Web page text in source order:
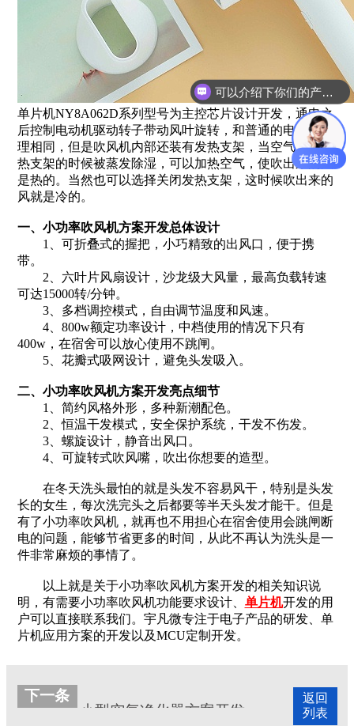
单片机NY8A062D系列型号为主控芯片设计开发，通电之
后控制电动机驱动转子带动风叶旋转，和普通的电风扇原
理相同，但是吹风机内部还装有发热支架，当空气经过发
热支架的时候被蒸发除湿，可以加热空气，使吹出来的风
是热的。当然也可以选择关闭发热支架，这时候吹出来的
风就是冷的。
一、小功率吹风机方案开发总体设计
1、可折叠式的握把，小巧精致的出风口，便于携
带。
2、六叶片风扇设计，沙龙级大风量，最高负载转速
可达15000转/分钟。
3、多档调控模式，自由调节温度和风速。
4、800w额定功率设计，中档使用的情况下只有
400w，在宿舍可以放心使用不跳闸。
5、花瓣式吸网设计，避免头发吸入。
二、小功率吹风机方案开发亮点细节
1、简约风格外形，多种新潮配色。
2、恒温干发模式，安全保护系统，干发不伤发。
3、螺旋设计，静音出风口。
4、可旋转式吹风嘴，吹出你想要的造型。
在冬天洗头最怕的就是头发不容易风干，特别是头发
长的女生，每次洗完头之后都要等半天头发才能干。但是
有了小功率吹风机，就再也不用担心在宿舍使用会跳闸断
电的问题，能够节省更多的时间，从此不再认为洗头是一
件非常麻烦的事情了。
以上就是关于小功率吹风机方案开发的相关知识说
明，有需要小功率吹风机功能要求设计、 单片机开发的用
户可以直接联系我们。宇凡微专注于电子产品的研发、单
片机应用方案的开发以及MCU定制开发。
返回
列表
下一条
小型空气净化器方案开发
可以介绍下你们的产品么？